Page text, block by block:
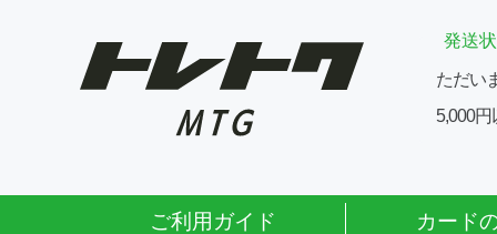
発送
ただい
5,000
ご利用ガイド カード